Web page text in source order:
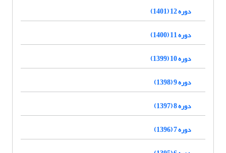
دوره 12 (1401)
دوره 11 (1400)
دوره 10 (1399)
دوره 9 (1398)
دوره 8 (1397)
دوره 7 (1396)